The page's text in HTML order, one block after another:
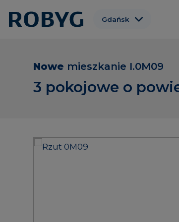
Gdańsk
Wrocław
Nowe mieszkanie I.0M09
3 pokojowe o